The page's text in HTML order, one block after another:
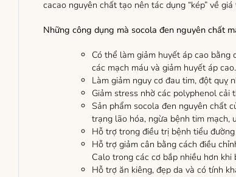
cacao nguyên chất tạo nên tác dụng “kép” về
Những công dụng mà socola đen nguyên chất
Có thể làm giảm huyết áp cao
các mạch máu và giảm huyết áp cao.
Làm giảm nguy cơ đau tim, đột quỵ
Giảm stress nhờ các polyphenol
Sản phẩm socola đen nguyên chất
trạng lão hóa, ngừa bệnh tim mạch,
Hỗ trợ trong điều trị bệnh tiểu đường
Hỗ trợ giảm cân bằng cách điều
Calo trong các cơ bắp nhiều hơn
Hỗ trợ ăn kiêng, đẹp da và có tính